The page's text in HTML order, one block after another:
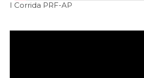
I Corrida PRF-AP